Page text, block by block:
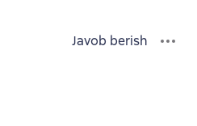
Javob berish